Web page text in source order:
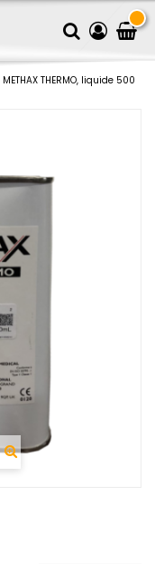
METHAX THERMO, liquide 500